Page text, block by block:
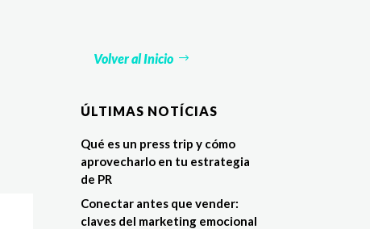
Volver al Inicio
ÚLTIMAS NOTÍCIAS
Qué es un press trip y cómo
aprovecharlo en tu estrategia
de PR
Conectar antes que vender:
claves del marketing emocional